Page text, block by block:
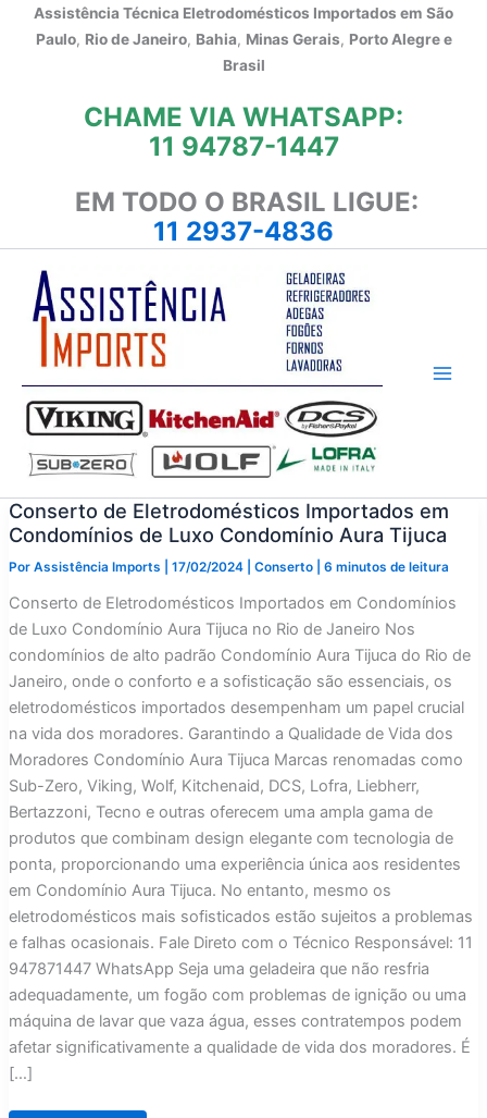
Assistência Técnica Eletrodomésticos Importados em São
Paulo, Rio de Janeiro, Bahia, Minas Gerais, Porto Alegre e
Brasil
CHAME VIA WHATSAPP:
11 94787-1447
EM TODO O BRASIL LIGUE:
11 2937-4836
Conserto de Eletrodomésticos Importados em
Condomínios de Luxo Condomínio Aura Tijuca
Por Assistência Imports 17/02/2024 Conserto| 6 minutos de leitura
Conserto de Eletrodomésticos Importados em Condomínios
de Luxo Condomínio Aura Tijuca no Rio de Janeiro Nos
condomínios de alto padrão Condomínio Aura Tijuca do Rio de
Janeiro, onde o conforto e a sofisticação são essenciais, os
eletrodomésticos importados desempenham um papel crucial
na vida dos moradores. Garantindo a Qualidade de Vida dos
Moradores Condomínio Aura Tijuca Marcas renomadas como
Sub-Zero, Viking, Wolf, Kitchenaid, DCS, Lofra, Liebherr,
Bertazzoni, Tecno e outras oferecem uma ampla gama de
produtos que combinam design elegante com tecnologia de
ponta, proporcionando uma experiência única aos residentes
em Condomínio Aura Tijuca. No entanto, mesmo os
eletrodomésticos mais sofisticados estão sujeitos a problemas
e falhas ocasionais. Fale Direto com o Técnico Responsável: 11
947871447 WhatsApp Seja uma geladeira que não resfria
adequadamente, um fogão com problemas de ignição ou uma
máquina de lavar que vaza água, esses contratempos podem
afetar significativamente a qualidade de vida dos moradores. É
[…]